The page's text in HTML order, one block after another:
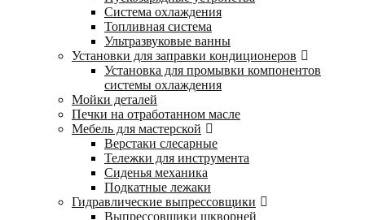
Система охлаждения
Топливная система
Ультразвуковые ванны
Установки для заправки кондиционеров
Установка для промывки компонентов
системы охлаждения
Мойки деталей
Печки на отработанном масле
Мебель для мастерской
Верстаки слесарные
Тележки для инструмента
Сиденья механика
Подкатные лежаки
Гидравлические выпрессовщики
Выпрессовщики шкворней